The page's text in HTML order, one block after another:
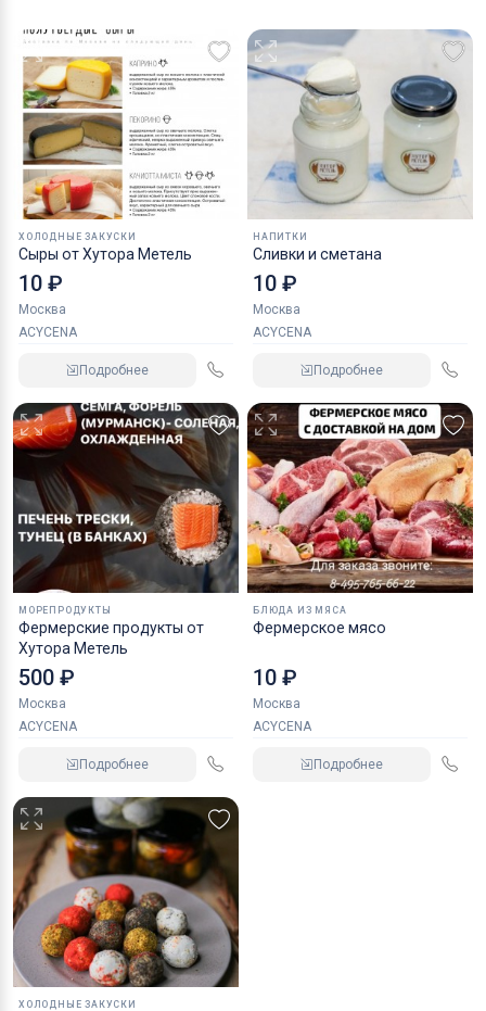
ХОЛОДНЫЕ ЗАКУСКИ
Сыры от Хутора Метель
10 ₽
Москва
ACYCENA
Подробнее
НАПИТКИ
Сливки и сметана
10 ₽
Москва
ACYCENA
Подробнее
МОРЕПРОДУКТЫ
Фермерские продукты от
Хутора Метель
500 ₽
Москва
ACYCENA
Подробнее
БЛЮДА ИЗ МЯСА
Фермерское мясо
10 ₽
Москва
ACYCENA
Подробнее
ХОЛОДНЫЕ ЗАКУСКИ